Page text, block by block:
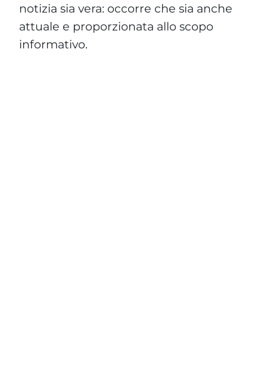
notizia sia vera: occorre che sia anche
attuale e proporzionata allo scopo
informativo.